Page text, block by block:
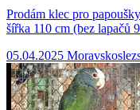
Prodám klec pro
šířka 110 cm (bez lapačů
05.04.2025